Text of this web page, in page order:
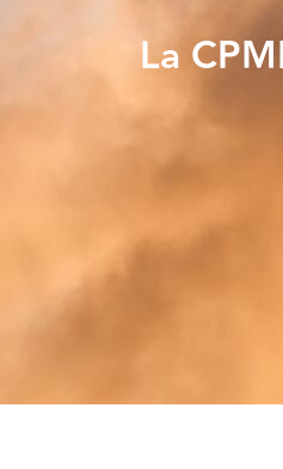
La